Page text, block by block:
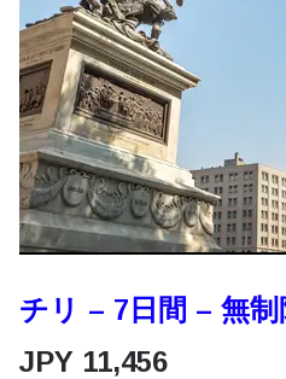
チリ – 7日間 – 無
JPY 11,456